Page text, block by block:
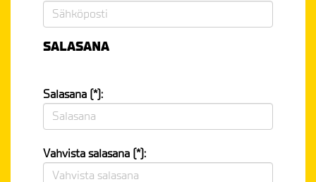
SALASANA
Salasana (*):
Vahvista salasana (*):